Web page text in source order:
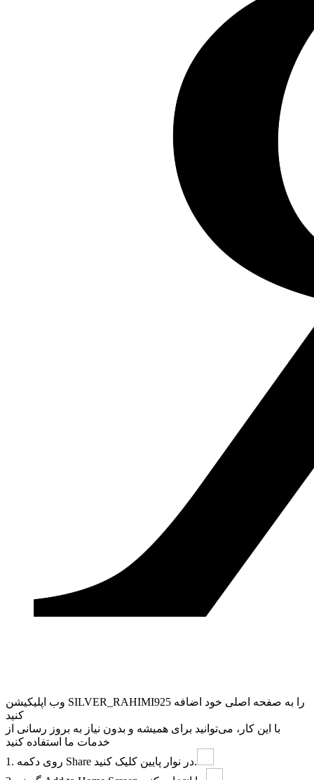
وب ‌اپلیکیشن SILVER_RAHIMI925 را به صفحه اصلی خود اضافه
کنید
با این کار، می‌توانید برای همیشه و بدون نیاز به بروز ‌رسانی از
خدمات ما استفاده کنید
Share
در نوار پایین کلیک کنید.